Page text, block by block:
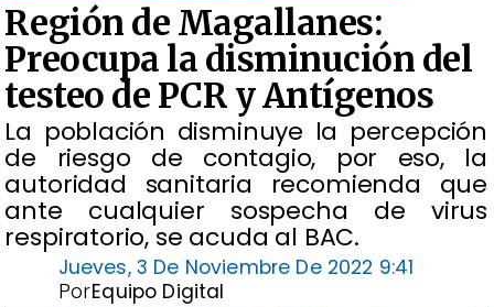
Región de Magallanes:
Preocupa la disminución del
testeo de PCR y Antígenos
La población disminuye la percepción
de riesgo de contagio, por eso, la
autoridad sanitaria recomienda que
ante cualquier sospecha de virus
respiratorio, se acuda al BAC.
Jueves, 3 De Noviembre De 2022 9:41
Equipo Digital
Por